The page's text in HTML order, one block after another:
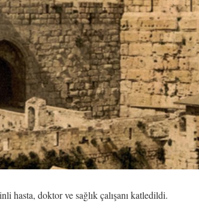
hasta, doktor ve sağlık çalışanı katledildi.